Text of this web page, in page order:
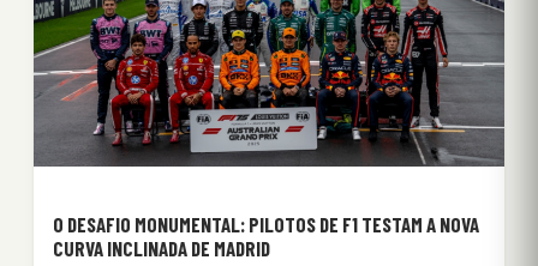
O DESAFIO MONUMENTAL: PILOTOS DE F1 TESTAM A NOVA
CURVA INCLINADA DE MADRID